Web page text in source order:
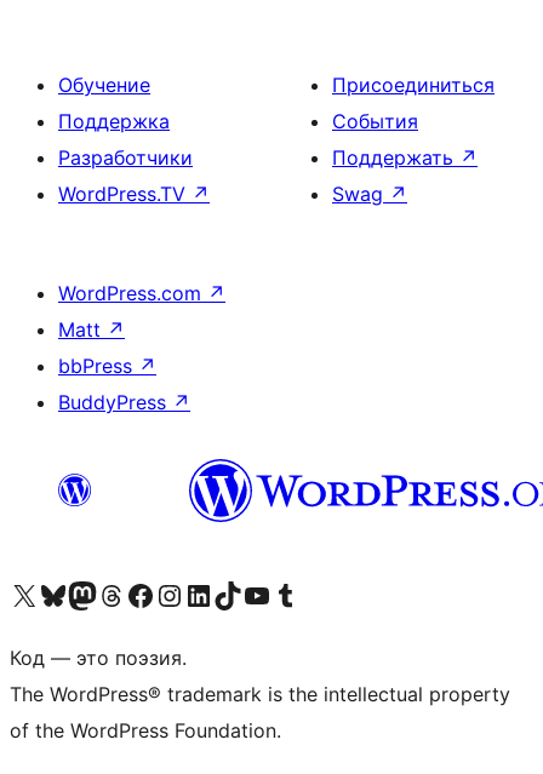
Обучение
Поддержка
Разработчики
WordPress.TV ↗
Присоединиться
События
Поддержать ↗
Swag ↗
WordPress.com ↗
Matt ↗
bbPress ↗
BuddyPress ↗
Посетите нас в X (ранее Twitter)
Посетите нашу учётную запись в Bluesky
Посетите нашу ленту в Mastodon
Посетите нашу учётную запись в Threads
Посетите нашу страницу на Facebook
Посетите наш Instagram
Посетите нашу страницу в LinkedIn
Посетите нашу учётную запись в TikTok
Посетите наш канал YouTube
Посетите нашу учётную запись в Tumblr
Код — это поэзия.
The WordPress® trademark is the intellectual property
of the WordPress Foundation.